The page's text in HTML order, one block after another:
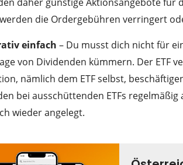
die Ordergebühren verringert
einfach – Du musst dich nicht für
von Dividenden kümmern. Der ETF
nämlich dem ETF selbst,
bei ausschüttenden ETFs
wieder angelegt.